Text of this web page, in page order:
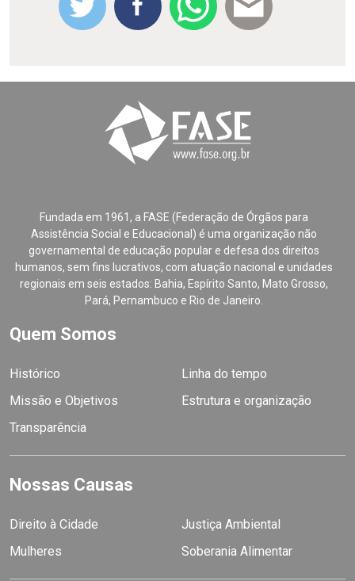
Fundada em 1961, a FASE (Federação de Órgãos para
Assistência Social e Educacional) é uma organização não
governamental de educação popular e defesa dos direitos
humanos, sem fins lucrativos, com atuação nacional e unidades
regionais em seis estados: Bahia, Espírito Santo, Mato Grosso,
Pará, Pernambuco e Rio de Janeiro.
Quem Somos
Histórico
Linha do tempo
Missão e Objetivos
Estrutura e organização
Transparência
Nossas Causas
Direito à Cidade
Justiça Ambiental
Mulheres
Soberania Alimentar